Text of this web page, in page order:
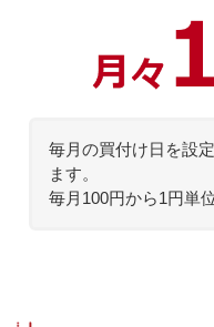
投信積立サービ
毎月の買付け日を設
ます。
毎月100円から1円単